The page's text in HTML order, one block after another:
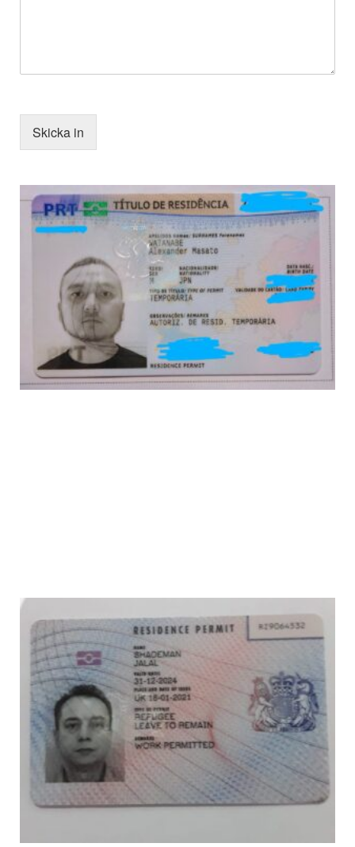
Skicka in